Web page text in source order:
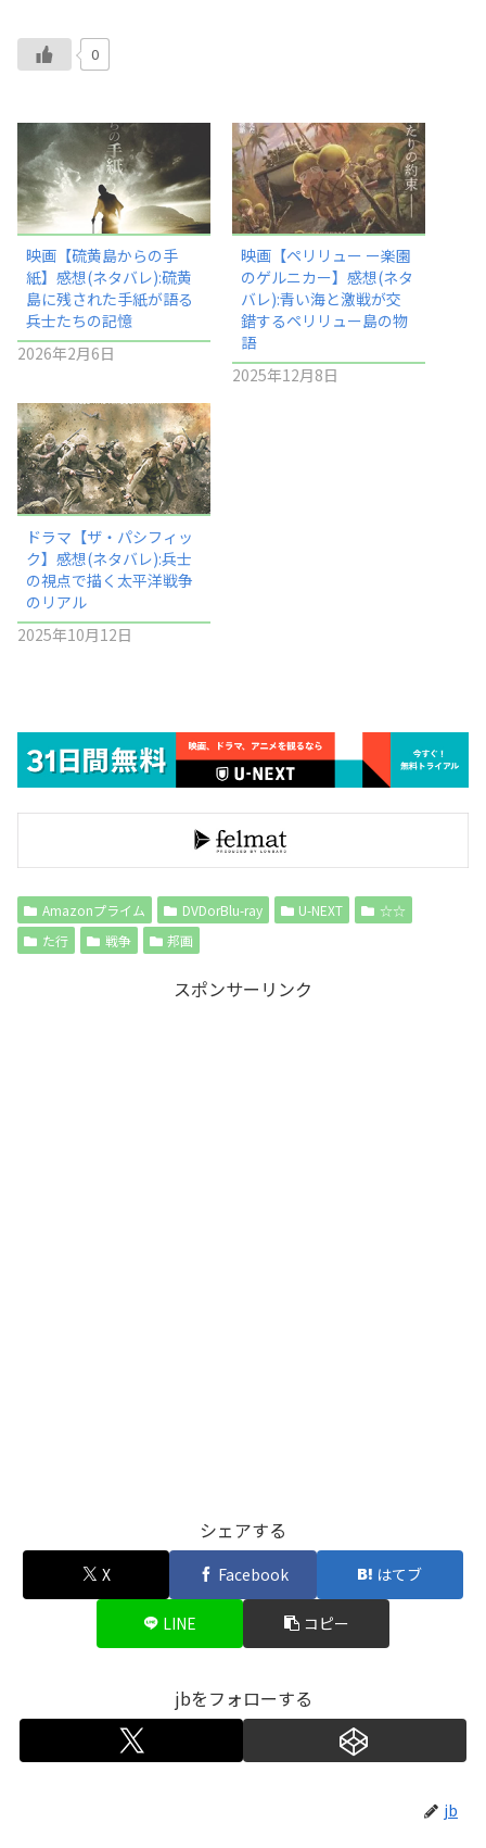
0
映画【硫黄島からの手
紙】感想(ネタバレ):硫黄
島に残された手紙が語る
兵士たちの記憶
2026年2月6日
映画【ペリリュー ー楽園
のゲルニカー】感想(ネタ
バレ):青い海と激戦が交
錯するペリリュー島の物
語
2025年12月8日
ドラマ【ザ・パシフィッ
ク】感想(ネタバレ):兵士
の視点で描く太平洋戦争
のリアル
2025年10月12日
Amazonプライム DVDorBlu-ray U-NEXT
☆☆
た行
戦争 邦画
スポンサーリンク
シェアする
X Facebook はてブ
LINE コピー
jbをフォローする
jb